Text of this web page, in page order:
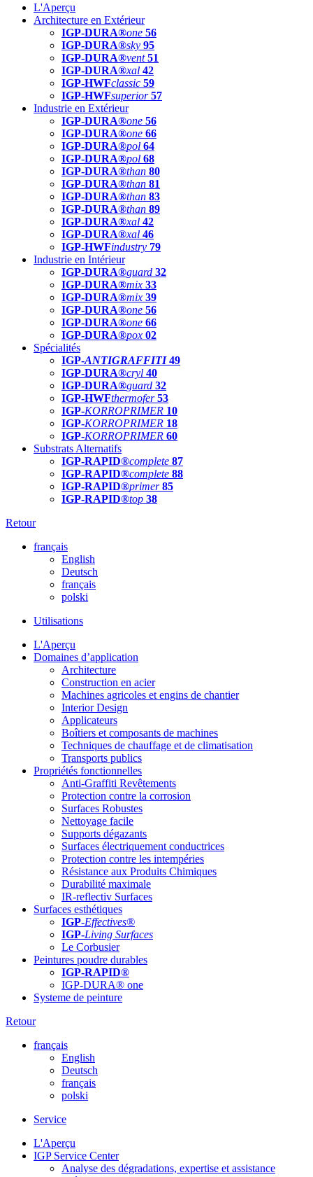
L'Aperçu
Architecture en Extérieur
IGP-DURA®one 56
IGP-DURA®sky 95
IGP-DURA®vent 51
IGP-DURA®xal 42
IGP-HWFclassic 59
IGP-HWFsuperior 57
Industrie en Extérieur
IGP-DURA®one 56
IGP-DURA®one 66
IGP-DURA®pol 64
IGP-DURA®pol 68
IGP-DURA®than 80
IGP-DURA®than 81
IGP-DURA®than 83
IGP-DURA®than 89
IGP-DURA®xal 42
IGP-DURA®xal 46
IGP-HWFindustry 79
Industrie en Intérieur
IGP-DURA®guard 32
IGP-DURA®mix 33
IGP-DURA®mix 39
IGP-DURA®one 56
IGP-DURA®one 66
IGP-DURA®pox 02
Spécialités
IGP-ANTIGRAFFITI49
IGP-DURA®cryl 40
IGP-DURA®guard 32
IGP-HWFthermofer 53
IGP-KORROPRIMER 10
IGP-KORROPRIMER 18
IGP-KORROPRIMER 60
Substrats Alternatifs
IGP-RAPID®complete 87
IGP-RAPID®complete 88
IGP-RAPID®primer 85
IGP-RAPID®top 38
Retour
français
English
Deutsch
français
polski
Utilisations
L'Aperçu
Domaines d’application
Architecture
Construction en acier
Machines agricoles et engins de chantier
Interior Design
Applicateurs
Boîtiers et composants de machines
Techniques de chauffage et de climatisation
Transports publics
Propriétés fonctionnelles
Anti-Graffiti Revêtements
Protection contre la corrosion
Surfaces Robustes
Nettoyage facile
Supports dégazants
Surfaces électriquement conductrices
Protection contre les intempéries
Résistance aux Produits Chimiques
Durabilité maximale
IR-reflectiv Surfaces
Surfaces esthétiques
IGP-Effectives®
IGP-Living Surfaces
Le Corbusier
Peintures poudre durables
IGP-RAPID®
IGP-DURA® one
Systeme de peinture
Retour
français
English
Deutsch
français
polski
Service
L'Aperçu
IGP Service Center
Analyse des dégradations, expertise et assistance